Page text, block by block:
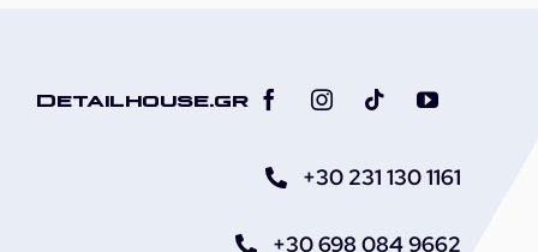
Detailhouse.gr
+30 231 130 1161
+30 698 084 9662